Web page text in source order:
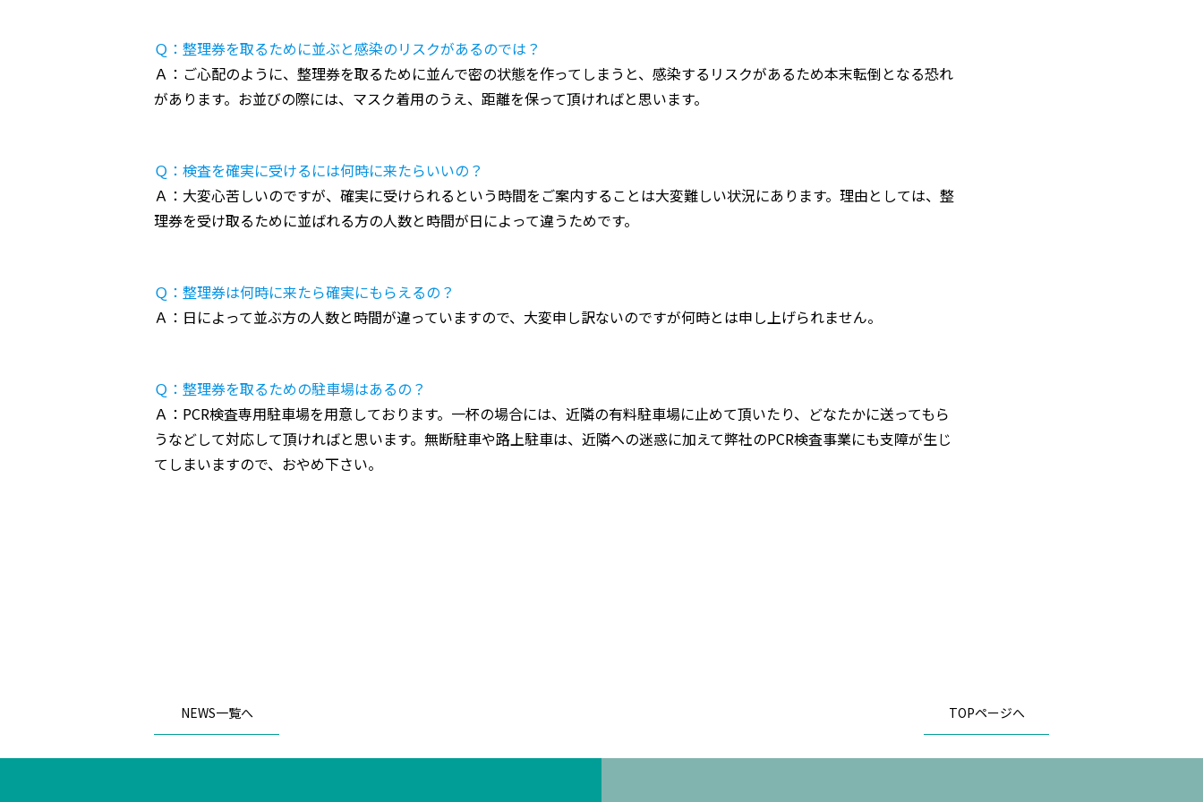
Ｑ：整理券を取るために並ぶと感染のリスクがあるのでは？
Ａ：ご心配のように、整理券を取るために並んで密の状態を作ってしまうと、感染するリスクがあるため本末転倒となる恐れ
があります。お並びの際には、マスク着用のうえ、距離を保って頂ければと思います。
Ｑ：検査を確実に受けるには何時に来たらいいの？
Ａ：大変心苦しいのですが、確実に受けられるという時間をご案内することは大変難しい状況にあります。理由としては、整
理券を受け取るために並ばれる方の人数と時間が日によって違うためです。
Ｑ：整理券は何時に来たら確実にもらえるの？
Ａ：日によって並ぶ方の人数と時間が違っていますので、大変申し訳ないのですが何時とは申し上げられません。
Ｑ：整理券を取るための駐車場はあるの？
Ａ：PCR検査専用駐車場を用意しております。一杯の場合には、近隣の有料駐車場に止めて頂いたり、どなたかに送ってもら
うなどして対応して頂ければと思います。無断駐車や路上駐車は、近隣への迷惑に加えて弊社のPCR検査事業にも支障が生じ
てしまいますので、おやめ下さい。
NEWS一覧へ TOPページへ